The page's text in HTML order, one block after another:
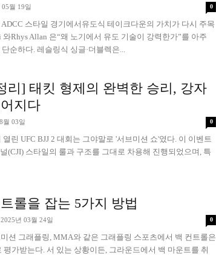
거
05월 19일 0
스타일 경기에서유도식 테이크다운의 가치가 다시 주목
Rhys Allan 은“왜 노기에서 유도 기술이 강력한가”를 아주
순하다. 레슬링식 싱글·더블렉은...
리] 태킷 형제의 완벽한 승리, 강자
지다
월 03일 0
린 UFC BJJ 2 대회는 그야말로 '서브미션 쇼'였다. 이 이벤트
(CJI) 스타일의 룰과 구조를 그대로 차용해 진행되었으며, 특
롤을 잡는 5가지 방법
2025년 03월 24일 0
션 그래플링, MMA와 같은 그래플링 스포츠에서 백 컨트롤은
가받는다. 서 있는 상황이든, 그라운드에서 백 마운트를 취